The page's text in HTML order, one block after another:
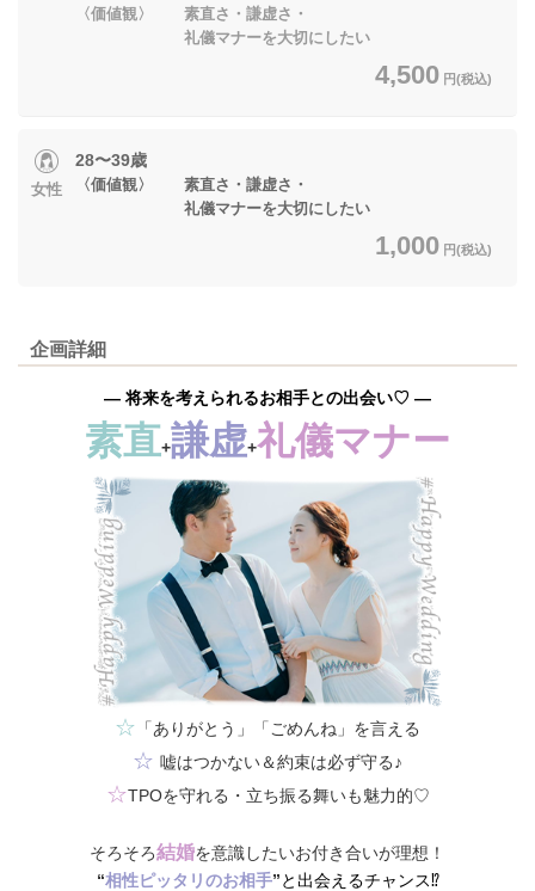
〈価値観〉 素直さ・謙虚さ・
礼儀マナーを大切にしたい
4,500 円(税込)
女性
28〜39歳
〈価値観〉 素直さ・謙虚さ・
礼儀マナーを大切にしたい
1,000 円(税込)
企画詳細
― 将来を考えられるお相手との出会い♡ ―
素直+謙虚+礼儀マナー
☆ 「ありがとう」「ごめんね」を言える
☆ 嘘はつかない＆約束は必ず守る♪
☆TPOを守れる・立ち振る舞いも魅力的♡
そろそろ結婚を意識したいお付き合いが理想！
“相性ピッタリのお相手”と出会えるチャンス⁉